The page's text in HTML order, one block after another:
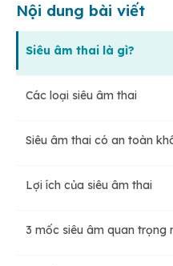
Nội dung bài viết
Siêu âm thai là gì?
Các loại siêu âm thai
Siêu âm qua ngã âm đạo
Siêu âm thai có an toàn
Lợi ích của siêu âm thai
3 mốc siêu âm quan trọng